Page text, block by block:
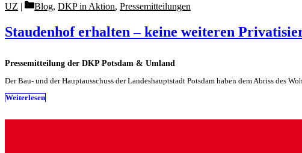
Pressemitteilung der DKP Potsdam & Umland
Staudenhof erhalten – keine weiteren
UZ Categories
Blog, DKP in Aktion, Pressemitteilungen
Der Bau- und der Hauptausschuss der Landeshauptstadt Potsdam haben dem Abriss des
Weiterlesen